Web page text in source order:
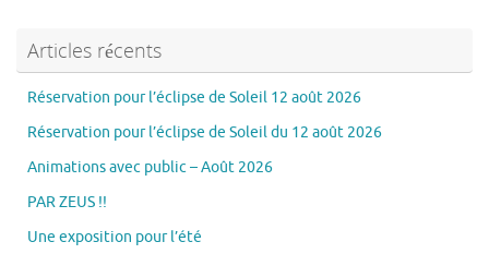
Articles récents
Réservation pour l’éclipse de Soleil 12 août 2026
Réservation pour l’éclipse de Soleil du 12 août 2026
Animations avec public – Août 2026
PAR ZEUS !!
Une exposition pour l’été